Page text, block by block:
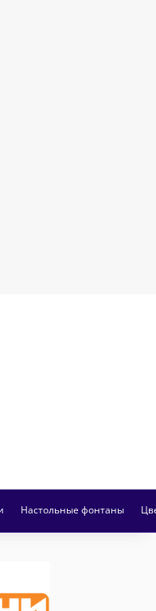
Настольные фонтаны